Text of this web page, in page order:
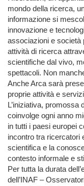
mondo della ricerca,
informazione si
innovazione e
associazioni e società
attività di ricerca
scientifiche dal vivo,
spettacoli. Non
Anche Arca sarà
proprie attività e
L’iniziativa, promossa
coinvolge ogni anno
in tutti i paesi europei
incontro tra ricercatori
scientifica e la
contesto informale e
Per tutta la durata
dell’INAF –